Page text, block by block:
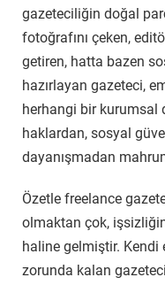
gazeteciliğin doğal
fotoğrafını çeken,
getiren, hatta bazen
hazırlayan gazeteci,
herhangi bir kurumsal
haklardan, sosyal
dayanışmadan
Özetle freelance
olmaktan çok,
haline gelmiştir.
zorunda kalan